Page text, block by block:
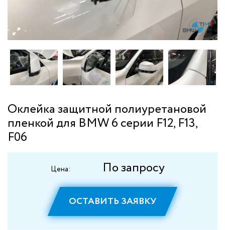
Оклейка защитной полиуретановой
пленкой для BMW 6 серии F12, F13,
F06
Цена: По запросу
ОСТАВИТЬ ЗАЯВКУ